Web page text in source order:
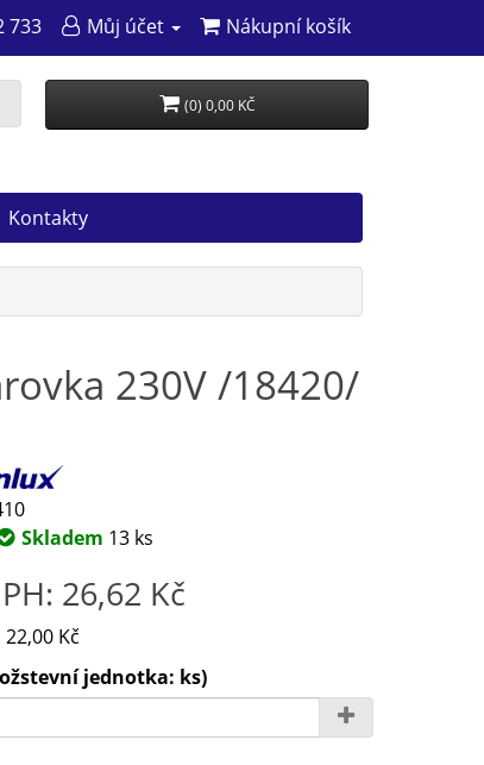
733 Můj účet Nákupní košík
(0) 0,00 KČ
Kontakty
230V /18420/
Skladem 13 ks
26,62 Kč
22,00 Kč
jednotka: ks)